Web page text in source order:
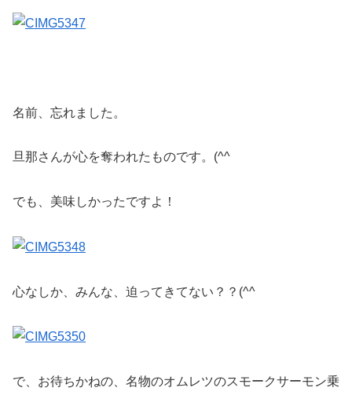
名前、忘れました。
旦那さんが心を奪われたものです。(^^ゞ
でも、美味しかったですよ！
心なしか、みんな、迫ってきてない？？(^^ゞ
で、お待ちかねの、名物のオムレツのスモークサーモン乗